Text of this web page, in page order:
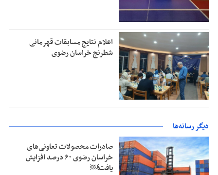
اعلام نتایج مسابقات قهرمانی
شطرنج خراسان رضوی
دیگر رسانه‌ها
صادرات محصولات تعاونی‌های
خراسان رضوی ۶۰ درصد افزایش
یافت￼